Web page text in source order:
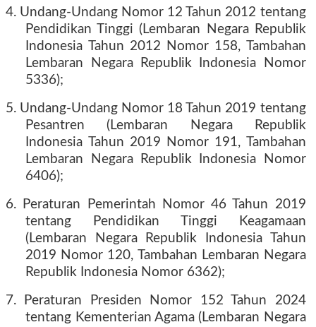
4. Undang-Undang Nomor 12 Tahun 2012 tentang
Pendidikan Tinggi (Lembaran Negara Republik
Indonesia Tahun 2012 Nomor 158, Tambahan
Lembaran Negara Republik Indonesia Nomor
5336);
5. Undang-Undang Nomor 18 Tahun 2019 tentang
Pesantren (Lembaran Negara Republik
Indonesia Tahun 2019 Nomor 191, Tambahan
Lembaran Negara Republik Indonesia Nomor
6406);
6. Peraturan Pemerintah Nomor 46 Tahun 2019
tentang Pendidikan Tinggi Keagamaan
(Lembaran Negara Republik Indonesia Tahun
2019 Nomor 120, Tambahan Lembaran Negara
Republik Indonesia Nomor 6362);
7. Peraturan Presiden Nomor 152 Tahun 2024
tentang Kementerian Agama (Lembaran Negara